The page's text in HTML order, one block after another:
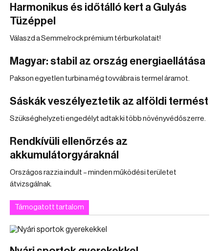
Harmonikus és időtálló kert a Gulyás
Tüzéppel
Válaszd a Semmelrock prémium térburkolatait!
Magyar: stabil az ország energiaellátása
Pakson egyetlen turbina még tovvábra is termel áramot.
Sáskák veszélyeztetik az alföldi termést
Szükséghelyzeti engedélyt adtak ki több növényvédőszerre.
Rendkívüli ellenőrzés az
akkumulátorgyáraknál
Országos razzia indult – minden működési területet
átvizsgálnak.
Támogatott tartalom